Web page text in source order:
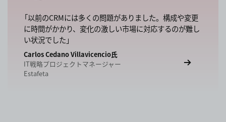
「以前のCRMには多くの問題がありました。構成や変更
に時間がかかり、変化の激しい市場に対応するのが難し
い状況でした」
Carlos Cedano Villavicencio氏
IT戦略プロジェクトマネージャー
Estafeta